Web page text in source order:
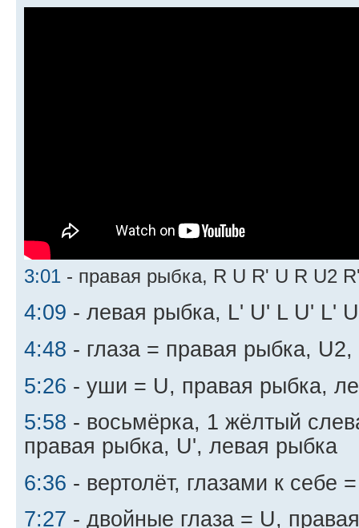
3:01 - правая рыбка, R U R' U R U2
4:09 - левая рыбка, L' U' L U' L'
4:48 - глаза = правая рыбка,
5:26 - уши = U, правая рыбка,
5:58 - восьмёрка, 1 жёлтый
правая рыбка, U', левая рыбка
6:36 - вертолёт, глазами к себе
7:27 - двойные глаза = U,